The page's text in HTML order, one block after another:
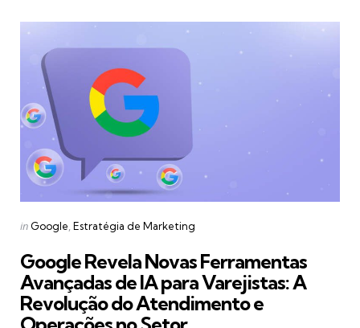
Categories
Posted
in Google Estratégia de Marketing
Google Revela Novas Ferramentas
Avançadas de IA para Varejistas: A
Revolução do Atendimento e